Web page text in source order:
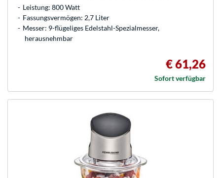
Leistung: 800 Watt
Fassungsvermögen: 2,7 Liter
Messer: 9-flügeliges Edelstahl-Spezialmesser,
herausnehmbar
€ 61,26
Sofort verfügbar